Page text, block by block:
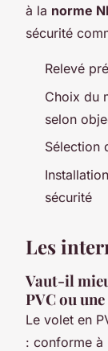
à la norme
sécurité
Relevé
Choix du
selon
Sélection
sécurité
Les
Vaut-il
PVC ou
Le volet en
: conforme à